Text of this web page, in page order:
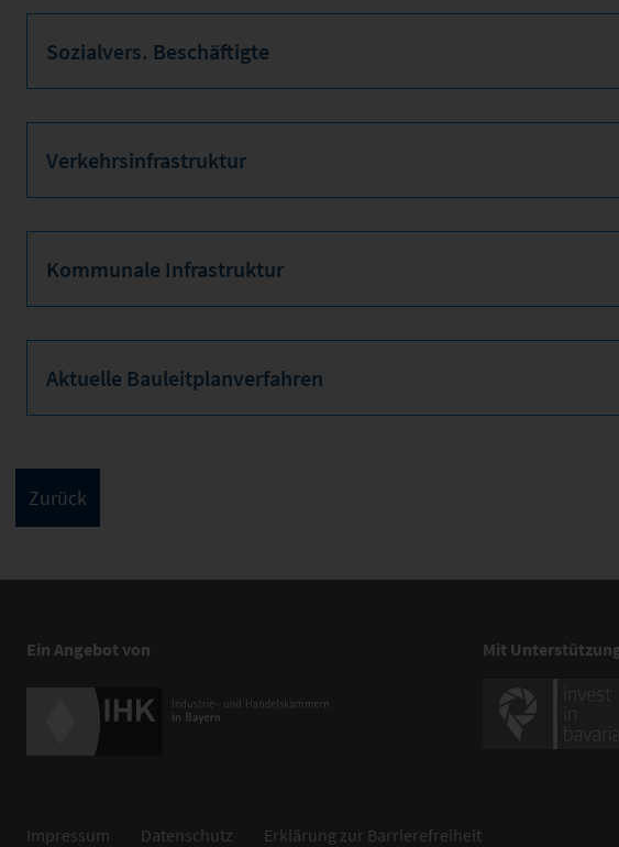
Sozialvers. Beschäftigte
Verkehrsinfrastruktur
Kommunale Infrastruktur
Aktuelle Bauleitplanverfahren
Ein Angebot von Mit
Impressum Datenschutz Erklärung zur Barrierefreiheit